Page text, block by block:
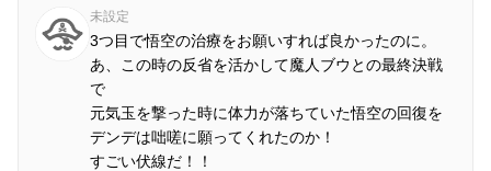
未設定
3つ目で悟空の治療をお願いすれば良かったのに。
あ、この時の反省を活かして魔人ブウとの最終決戦
で
元気玉を撃った時に体力が落ちていた悟空の回復を
デンデは咄嗟に願ってくれたのか！
すごい伏線だ！！